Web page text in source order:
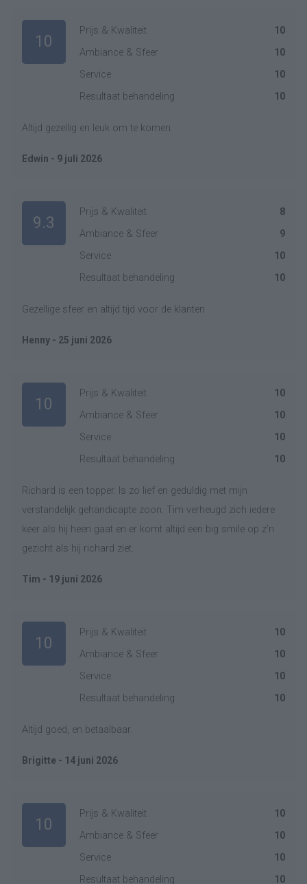
10
Prijs & Kwaliteit
10
Ambiance & Sfeer
10
Service
10
Resultaat behandeling
10
Altijd gezellig en leuk om te komen
Edwin - 9 juli 2026
9.3
Prijs & Kwaliteit
8
Ambiance & Sfeer
9
Service
10
Resultaat behandeling
10
Gezellige sfeer en altijd tijd voor de klanten
Henny - 25 juni 2026
10
Prijs & Kwaliteit
10
Ambiance & Sfeer
10
Service
10
Resultaat behandeling
10
Richard is een topper. Is zo lief en geduldig met mijn
verstandelijk gehandicapte zoon. Tim verheugd zich iedere
keer als hij heen gaat en er komt altijd een big smile op z’n
gezicht als hij richard ziet.
Tim - 19 juni 2026
10
Prijs & Kwaliteit
10
Ambiance & Sfeer
10
Service
10
Resultaat behandeling
10
Altijd goed, en betaalbaar.
Brigitte - 14 juni 2026
10
Prijs & Kwaliteit
10
Ambiance & Sfeer
10
Service
10
Resultaat behandeling
10